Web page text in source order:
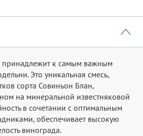
к самым важным
Это уникальная смесь,
сорта Совиньон Блан,
на минеральной известняковой
в сочетании с оптимальным
обеспечивает высокую
винограда.